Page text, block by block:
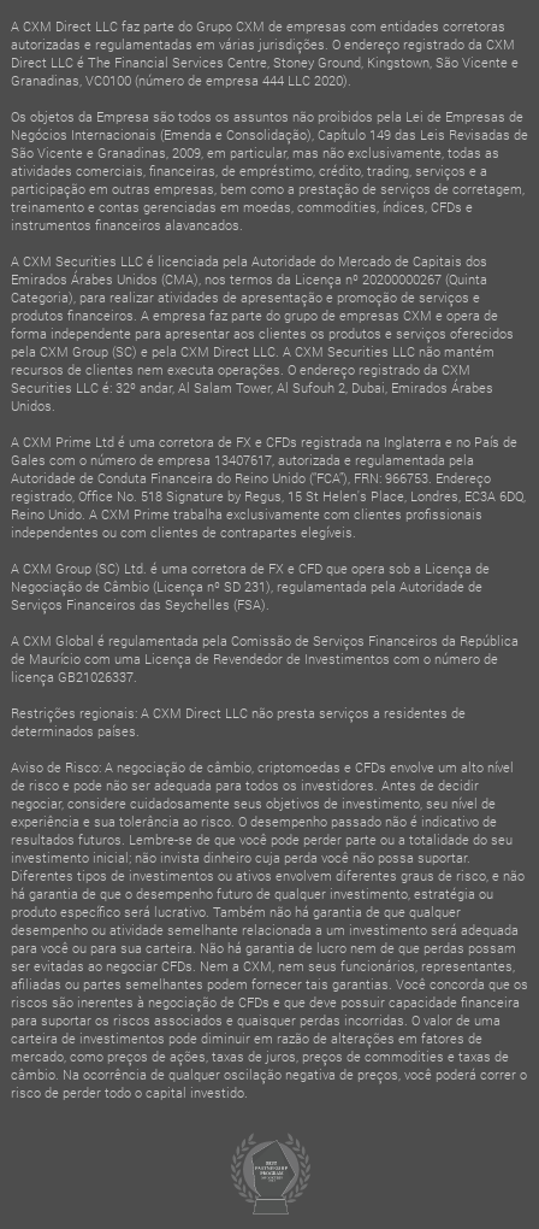
A CXM Direct LLC faz parte do Grupo CXM de empresas com entidades corretoras
autorizadas e regulamentadas em várias jurisdições. O endereço registrado da CXM
Direct LLC é The Financial Services Centre, Stoney Ground, Kingstown, São Vicente e
Granadinas, VC0100 (número de empresa 444 LLC 2020).
Os objetos da Empresa são todos os assuntos não proibidos pela Lei de Empresas de
Negócios Internacionais (Emenda e Consolidação), Capítulo 149 das Leis Revisadas de
São Vicente e Granadinas, 2009, em particular, mas não exclusivamente, todas as
atividades comerciais, financeiras, de empréstimo, crédito, trading, serviços e a
participação em outras empresas, bem como a prestação de serviços de corretagem,
treinamento e contas gerenciadas em moedas, commodities, índices, CFDs e
instrumentos financeiros alavancados.
A CXM Securities LLC é licenciada pela Autoridade do Mercado de Capitais dos
Emirados Árabes Unidos (CMA), nos termos da Licença nº 20200000267 (Quinta
Categoria), para realizar atividades de apresentação e promoção de serviços e
produtos financeiros. A empresa faz parte do grupo de empresas CXM e opera de
forma independente para apresentar aos clientes os produtos e serviços oferecidos
pela CXM Group (SC) e pela CXM Direct LLC. A CXM Securities LLC não mantém
recursos de clientes nem executa operações. O endereço registrado da CXM
Securities LLC é: 32º andar, Al Salam Tower, Al Sufouh 2, Dubai, Emirados Árabes
Unidos.
A CXM Prime Ltd é uma corretora de FX e CFDs registrada na Inglaterra e no País de
Gales com o número de empresa 13407617, autorizada e regulamentada pela
Autoridade de Conduta Financeira do Reino Unido (“FCA”), FRN: 966753. Endereço
registrado, Office No. 518 Signature by Regus, 15 St Helen's Place, Londres, EC3A 6DQ,
Reino Unido. A CXM Prime trabalha exclusivamente com clientes profissionais
independentes ou com clientes de contrapartes elegíveis.
A CXM Group (SC) Ltd. é uma corretora de FX e CFD que opera sob a Licença de
Negociação de Câmbio (Licença nº SD 231), regulamentada pela Autoridade de
Serviços Financeiros das Seychelles (FSA).
A CXM Global é regulamentada pela Comissão de Serviços Financeiros da República
de Maurício com uma Licença de Revendedor de Investimentos com o número de
licença GB21026337.
Restrições regionais: A CXM Direct LLC não presta serviços a residentes de
determinados países.
Aviso de Risco: A negociação de câmbio, criptomoedas e CFDs envolve um alto nível
de risco e pode não ser adequada para todos os investidores. Antes de decidir
negociar, considere cuidadosamente seus objetivos de investimento, seu nível de
experiência e sua tolerância ao risco. O desempenho passado não é indicativo de
resultados futuros. Lembre-se de que você pode perder parte ou a totalidade do seu
investimento inicial; não invista dinheiro cuja perda você não possa suportar.
Diferentes tipos de investimentos ou ativos envolvem diferentes graus de risco, e não
há garantia de que o desempenho futuro de qualquer investimento, estratégia ou
produto específico será lucrativo. Também não há garantia de que qualquer
desempenho ou atividade semelhante relacionada a um investimento será adequada
para você ou para sua carteira. Não há garantia de lucro nem de que perdas possam
ser evitadas ao negociar CFDs. Nem a CXM, nem seus funcionários, representantes,
afiliadas ou partes semelhantes podem fornecer tais garantias. Você concorda que os
riscos são inerentes à negociação de CFDs e que deve possuir capacidade financeira
para suportar os riscos associados e quaisquer perdas incorridas. O valor de uma
carteira de investimentos pode diminuir em razão de alterações em fatores de
mercado, como preços de ações, taxas de juros, preços de commodities e taxas de
câmbio. Na ocorrência de qualquer oscilação negativa de preços, você poderá correr o
risco de perder todo o capital investido.